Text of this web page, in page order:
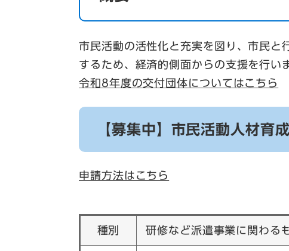
市民活動の活性化と充実を図り、市民と
するため、経済的側面からの支援を行い
令和8年度の交付団体についてはこちら
【募集中】市民活動人材育
申請方法はこちら
種別 研修など派遣事業に関わる